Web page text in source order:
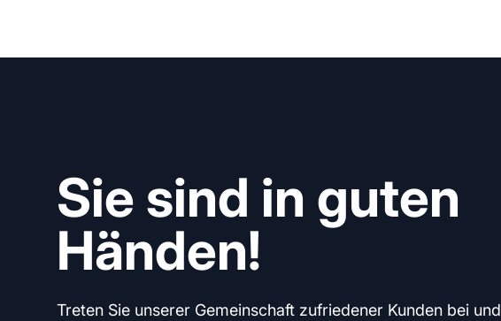
Sie sind in guten
Händen!
Treten Sie unserer Gemeinschaft zufriedener Kunden bei und